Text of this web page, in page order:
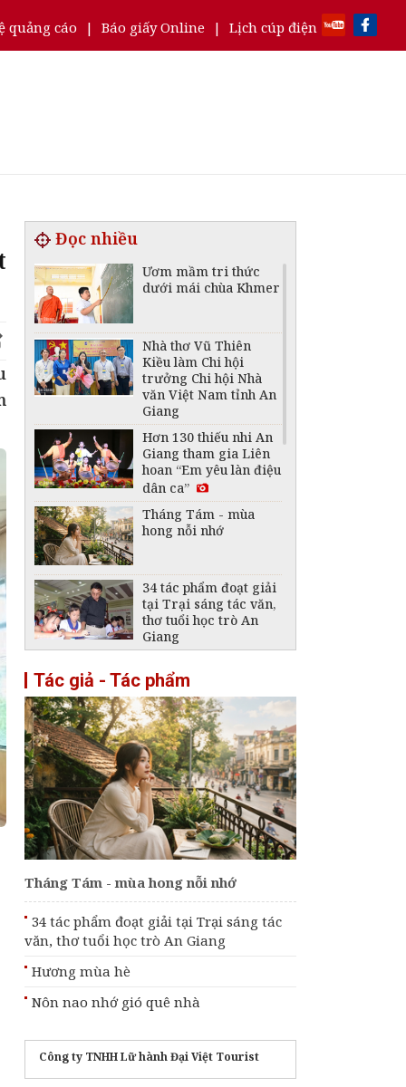
quảng cáo | Báo giấy Online | Lịch cúp điện
Đọc nhiều
Ươm mầm tri thức
dưới mái chùa Khmer
Nhà thơ Vũ Thiên
Kiều làm Chi hội
trưởng Chi hội Nhà
văn Việt Nam tỉnh An
Giang
Hơn 130 thiếu nhi An
Giang tham gia Liên
hoan “Em yêu làn điệu
dân ca”
Tháng Tám - mùa
hong nỗi nhớ
34 tác phẩm đoạt giải
tại Trại sáng tác văn,
thơ tuổi học trò An
Giang
công trình phòng thủ
thời Nguyễn dưới
chân đèo Hải Vân
Tháp Nhạn Đắk Lắk -
Tháp cổ cất giữ nền
văn hóa Chăm đặc sắc
Từng bước đưa văn
hóa trở thành động
lực phát triển đất
nước
Áp dụng Nghị định
287 về tiền bản quyền
từ ngày 1/9, có gì
mới?
sản toàn cầu, tổ chức
tại Huế và Đà Nẵng
Tác giả - Tác phẩm
Tháng Tám - mùa hong nỗi nhớ
34 tác phẩm đoạt giải tại Trại sáng tác
văn, thơ tuổi học trò An Giang
Hương mùa hè
Nôn nao nhớ gió quê nhà
Công ty TNHH Lữ hành Đại Việt Tourist